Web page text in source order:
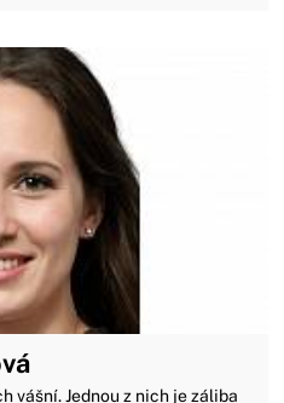
vášní. Jednou z nich je záliba